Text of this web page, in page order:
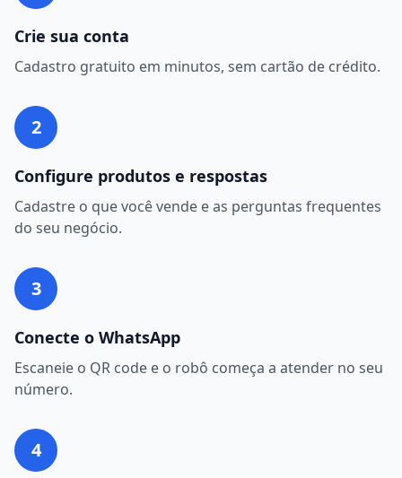
Crie sua conta
Cadastro gratuito em minutos, sem cartão de crédito.
2
Configure produtos e respostas
Cadastre o que você vende e as perguntas frequentes
do seu negócio.
3
Conecte o WhatsApp
Escaneie o QR code e o robô começa a atender no seu
número.
4